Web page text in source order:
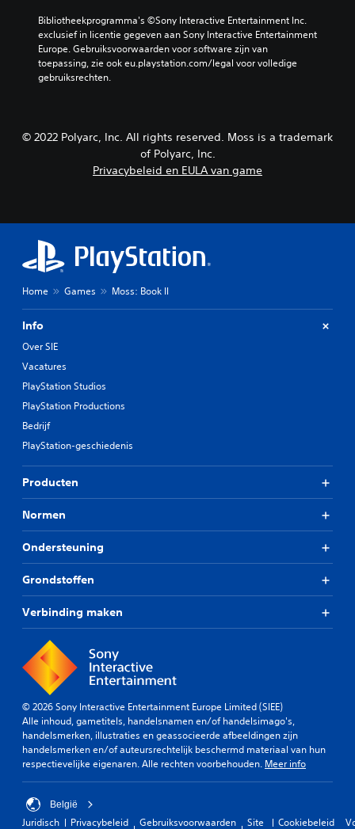
Bibliotheekprogramma's ©Sony Interactive Entertainment Inc.
exclusief in licentie gegeven aan Sony Interactive Entertainment
Europe. Gebruiksvoorwaarden voor software zijn van
toepassing, zie ook eu.playstation.com/legal voor volledige
gebruiksrechten.
© 2022 Polyarc, Inc. All rights reserved. Moss is a trademark
of Polyarc, Inc.
Privacybeleid en EULA van game
Home Games Moss: Book II
Info
Over SIE
Vacatures
PlayStation Studios
PlayStation Productions
Bedrijf
PlayStation-geschiedenis
Producten
Normen
Ondersteuning
Grondstoffen
Verbinding maken
© 2026 Sony Interactive Entertainment Europe Limited (SIEE)
Alle inhoud, gametitels, handelsnamen en/of handelsimago's,
handelsmerken, illustraties en geassocieerde afbeeldingen zijn
handelsmerken en/of auteursrechtelijk beschermd materiaal van hun
respectievelijke eigenaren. Alle rechten voorbehouden. Meer info
België
Juridisch Privacybeleid
Gebruiksvoorwaarden
Site
Cookiebeleid